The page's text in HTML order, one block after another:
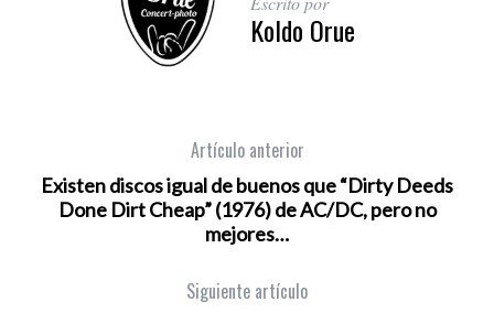
Koldo Orue
Artículo anterior
Existen discos igual de buenos que “Dirty Deeds
Done Dirt Cheap” (1976) de AC/DC, pero no
mejores…
Siguiente artículo